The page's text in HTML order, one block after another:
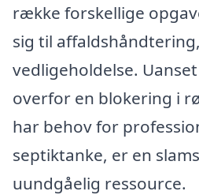
række forskellige
sig til
vedligeholdelse.
overfor en blokering i
har behov for
septiktanke, er en
uundgåelig ressource.